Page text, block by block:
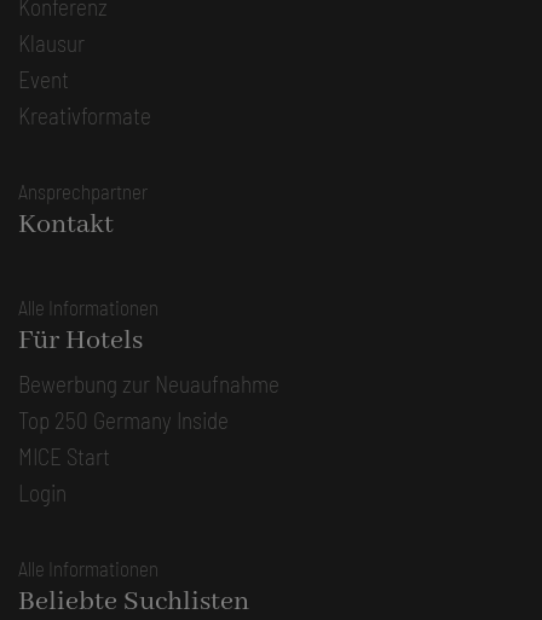
Konferenz
Klausur
Event
Kreativformate
Ansprechpartner
Kontakt
Alle Informationen
Für Hotels
Bewerbung zur Neuaufnahme
Top 250 Germany Inside
MICE Start
Login
Alle Informationen
Beliebte Suchlisten